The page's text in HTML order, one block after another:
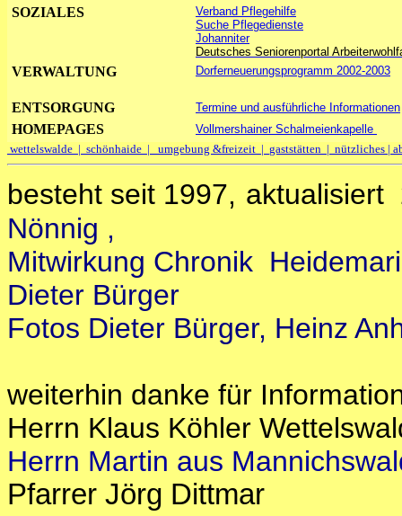
SOZIALES
Verband Pflegehilfe
Suche Pflegedienste
Johanniter
Deutsches Seniorenportal
VERWALTUNG Dorferneuerungsprogramm 2002-2003
ENTSORGUNG Termine und ausführliche Informationen
HOMEPAGES
Vollmershainer Schalmeienkapelle
wettelswalde | schönhaide | umgebung &freizeit | gaststätten | nützliches |
besteht seit 1997, aktualisiert
Nönnig ,
Mitwirkung Chronik
Dieter Bürger
Fotos Dieter Bürger, Heinz
weiterhin danke für
Herrn Klaus Köhler
Herrn Martin aus
Pfarrer Jörg Dittmar